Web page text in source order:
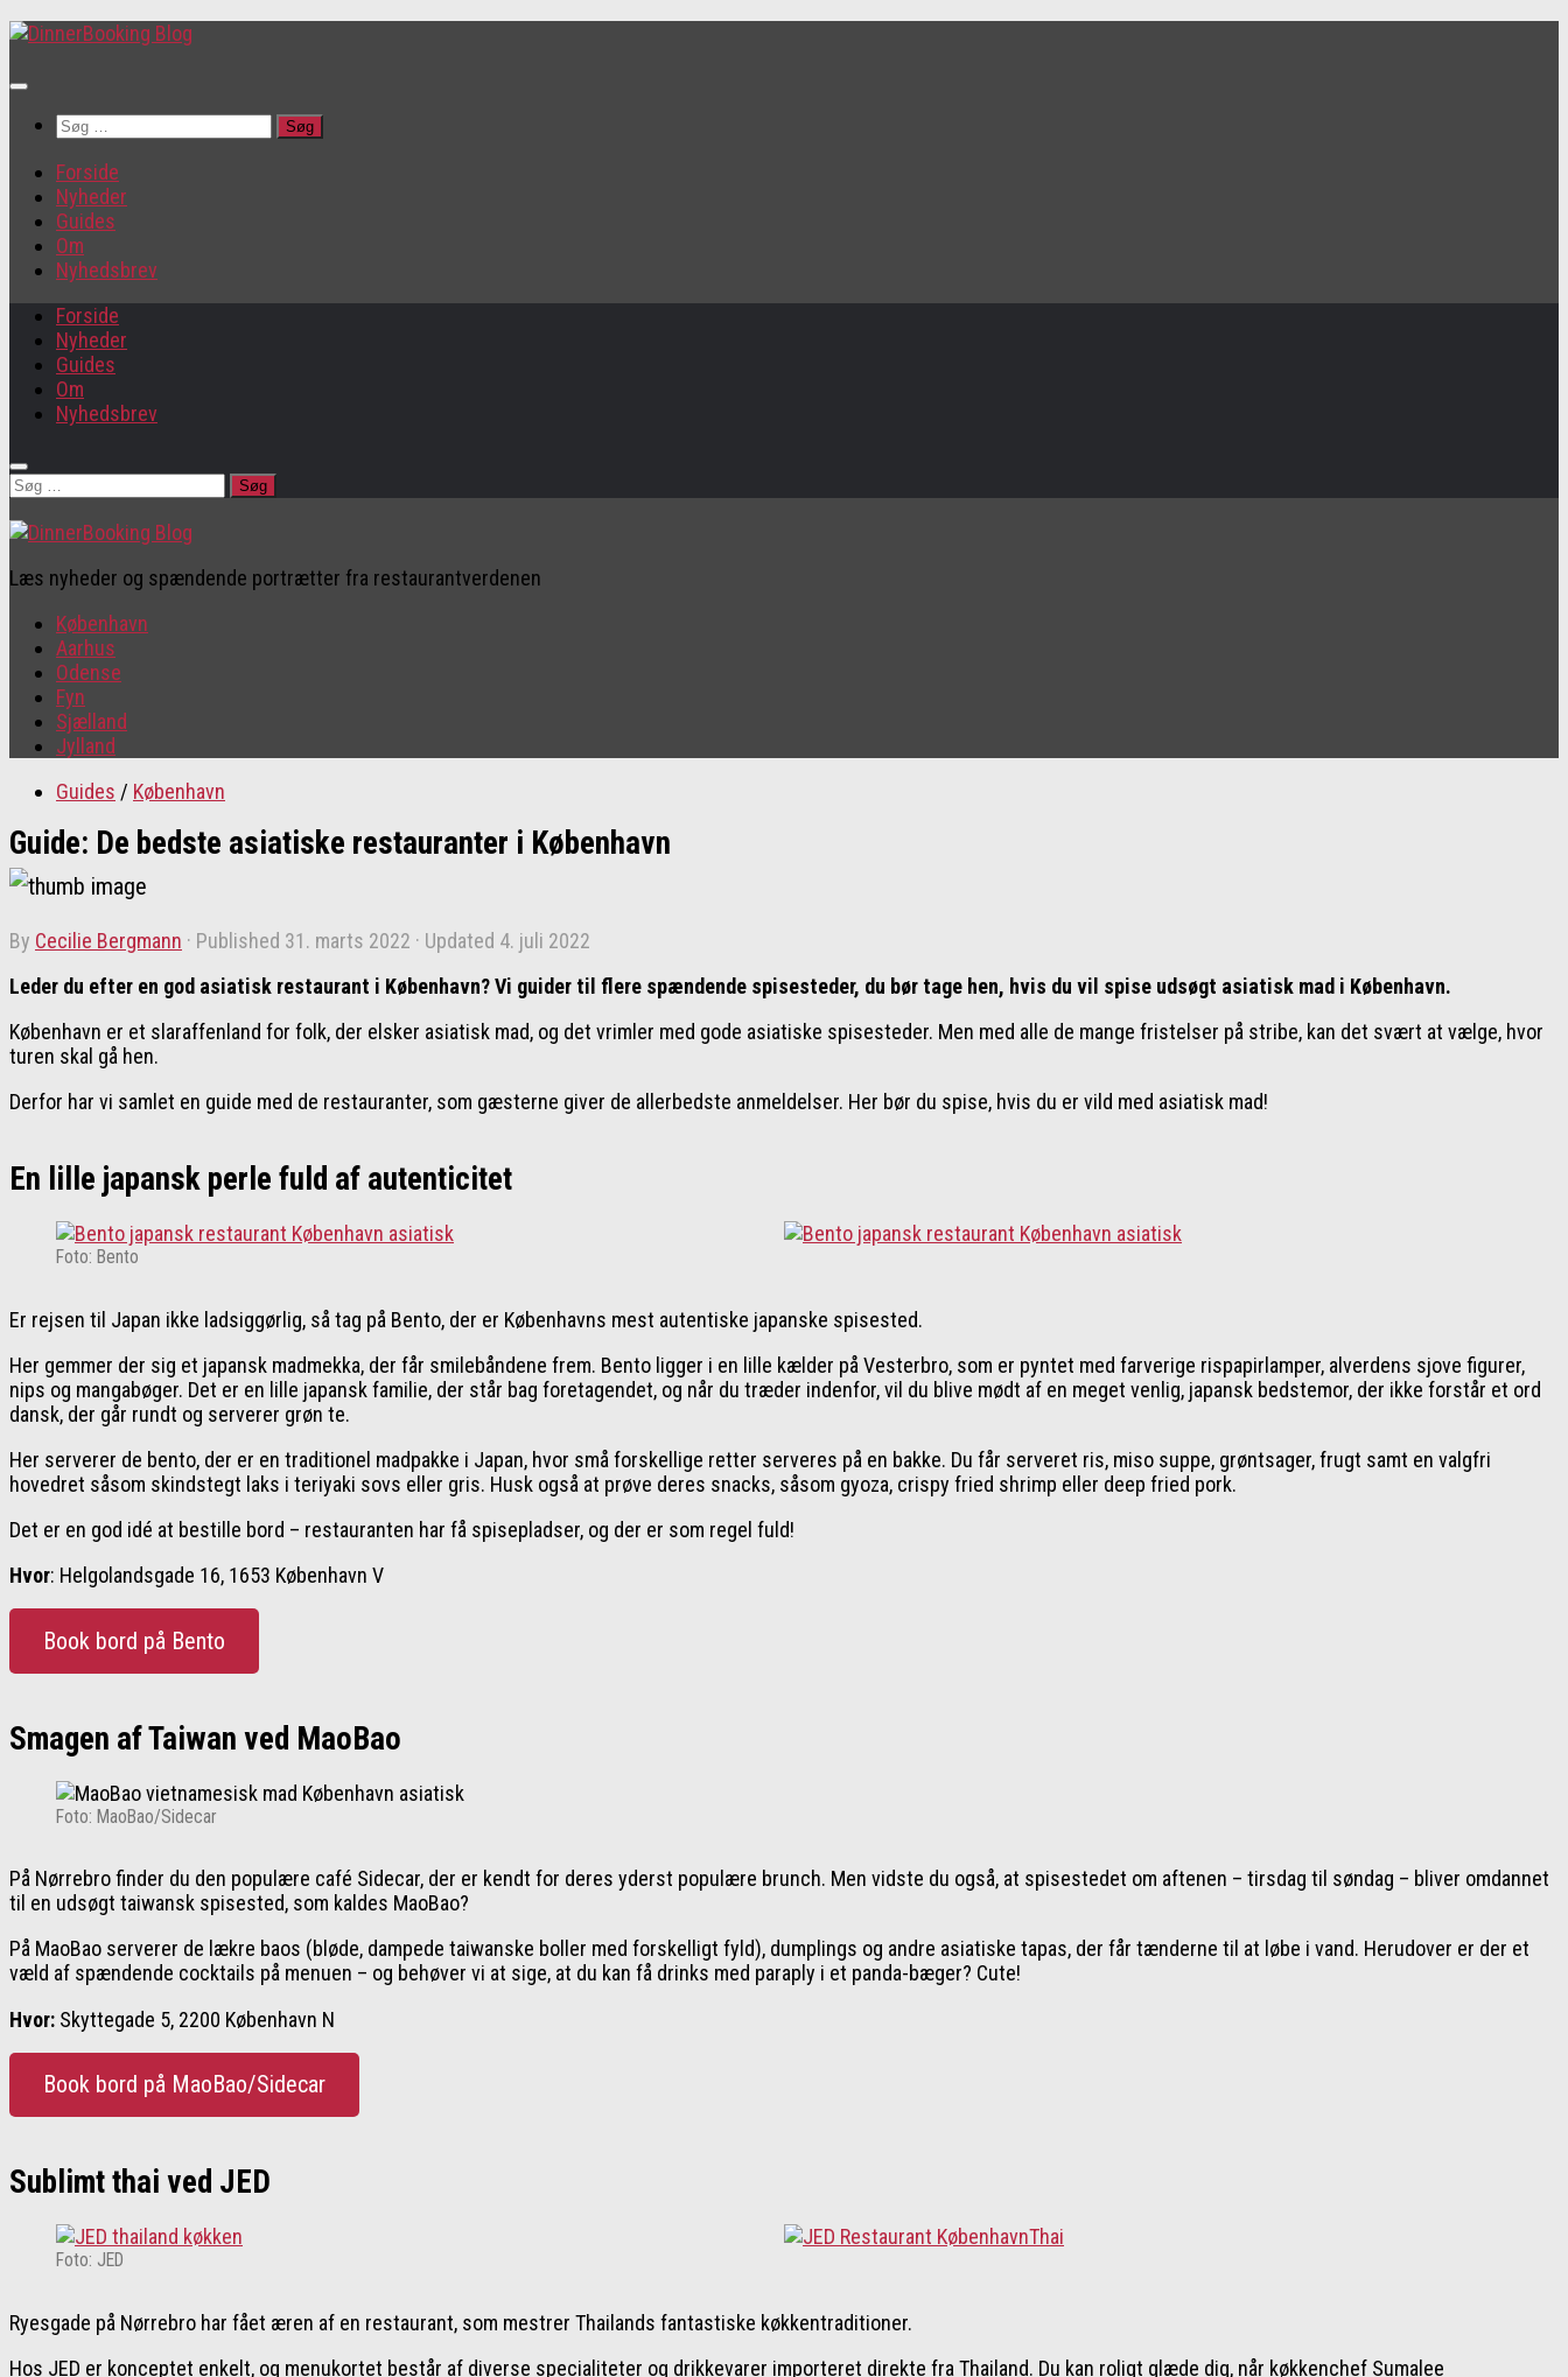
Søg
Forside
Nyheder
Guides
Om
Nyhedsbrev
Forside
Nyheder
Guides
Om
Nyhedsbrev
Søg
Læs nyheder og spændende portrætter fra restaurantverdenen
København
Aarhus
Odense
Fyn
Sjælland
Jylland
Guides / København
Guide: De bedste asiatiske restauranter i København
by Cecilie Bergmann · Published 31. marts 2022 · Updated 4. juli 2022
Leder du efter en god asiatisk restaurant i København? Vi guider til flere spændende spisesteder, du bør tage hen, hvis du vil spise udsøgt asiatisk mad i København.
København er et slaraffenland for folk, der elsker asiatisk mad, og det vrimler med gode asiatiske spisesteder. Men med alle de mange fristelser på stribe, kan det svært at vælge, hvor
turen skal gå hen.
Derfor har vi samlet en guide med de restauranter, som gæsterne giver de allerbedste anmeldelser. Her bør du spise, hvis du er vild med asiatisk mad!
En lille japansk perle fuld af autenticitet
Foto: Bento
Er rejsen til Japan ikke ladsiggørlig, så tag på Bento, der er Københavns mest autentiske japanske spisested.
Her gemmer der sig et japansk madmekka, der får smilebåndene frem. Bento ligger i en lille kælder på Vesterbro, som er pyntet med farverige rispapirlamper, alverdens sjove figurer,
nips og mangabøger. Det er en lille japansk familie, der står bag foretagendet, og når du træder indenfor, vil du blive mødt af en meget venlig, japansk bedstemor, der ikke forstår et ord
dansk, der går rundt og serverer grøn te.
Her serverer de bento, der er en traditionel madpakke i Japan, hvor små forskellige retter serveres på en bakke. Du får serveret ris, miso suppe, grøntsager, frugt samt en valgfri
hovedret såsom skindstegt laks i teriyaki sovs eller gris. Husk også at prøve deres snacks, såsom gyoza, crispy fried shrimp eller deep fried pork.
Det er en god idé at bestille bord – restauranten har få spisepladser, og der er som regel fuld!
Hvor: Helgolandsgade 16, 1653 København V
Book bord på Bento
Smagen af Taiwan ved MaoBao
Foto: MaoBao/Sidecar
På Nørrebro finder du den populære café Sidecar, der er kendt for deres yderst populære brunch. Men vidste du også, at spisestedet om aftenen – tirsdag til søndag – bliver omdannet
til en udsøgt taiwansk spisested, som kaldes MaoBao?
På MaoBao serverer de lækre baos (bløde, dampede taiwanske boller med forskelligt fyld), dumplings og andre asiatiske tapas, der får tænderne til at løbe i vand. Herudover er der et
væld af spændende cocktails på menuen – og behøver vi at sige, at du kan få drinks med paraply i et panda-bæger? Cute!
Hvor: Skyttegade 5, 2200 København N
Book bord på MaoBao/Sidecar
Sublimt thai ved JED
Foto: JED
Ryesgade på Nørrebro har fået æren af en restaurant, som mestrer Thailands fantastiske køkkentraditioner.
Hos JED er konceptet enkelt, og menukortet består af diverse specialiteter og drikkevarer importeret direkte fra Thailand. Du kan roligt glæde dig, når køkkenchef Sumalee